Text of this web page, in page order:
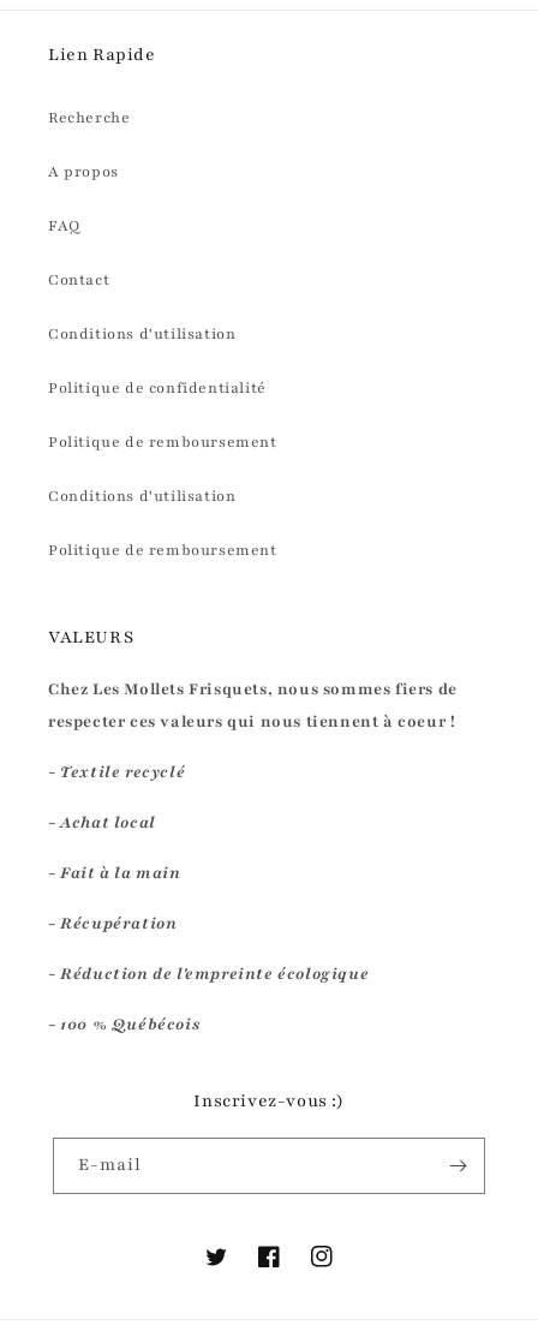
Lien Rapide
Recherche
A propos
FAQ
Contact
Conditions d'utilisation
Politique de confidentialité
Politique de remboursement
Conditions d'utilisation
Politique de remboursement
VALEURS
Chez Les Mollets Frisquets, nous sommes fiers de
respecter ces valeurs qui nous tiennent à coeur !
- Textile recyclé
- Achat local
- Fait à la main
- Récupération
- Réduction de l'empreinte écologique
- 100 % Québécois
Inscrivez-vous :)
E-mail
TwitterFacebookInstagram